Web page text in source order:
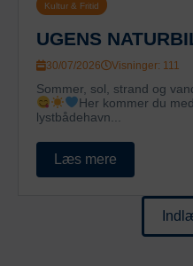
Kultur & Fritid
UGENS
30/07/2026 Visninger: 111
Sommer, sol, strand og
Her kommer du
lystbådehavn...
Læs mere